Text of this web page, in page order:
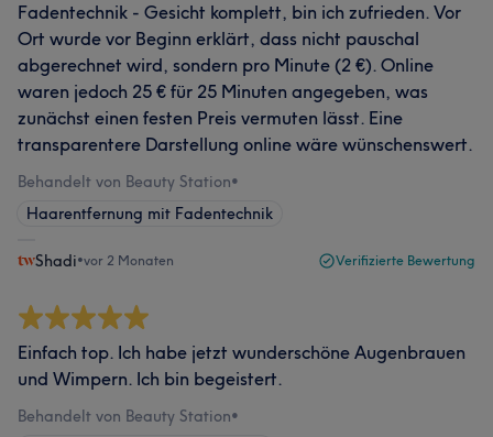
Fadentechnik - Gesicht komplett, bin ich zufrieden. Vor
Ort wurde vor Beginn erklärt, dass nicht pauschal
abgerechnet wird, sondern pro Minute (2 €). Online
waren jedoch 25 € für 25 Minuten angegeben, was
zunächst einen festen Preis vermuten lässt. Eine
transparentere Darstellung online wäre wünschenswert.
Behandelt von Beauty Station•
Haarentfernung mit Fadentechnik
Shadi•vor 2 Monaten Verifizierte Bewertung
Einfach top. Ich habe jetzt wunderschöne Augenbrauen
und Wimpern. Ich bin begeistert.
Behandelt von Beauty Station•